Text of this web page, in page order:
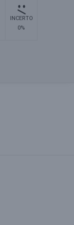
INCERTO
0%